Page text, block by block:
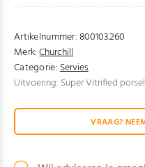
Artikelnummer:800103.260
Merk:Churchill
Categorie:Servies
Uitvoering: Super Vitrified
VRAAG?